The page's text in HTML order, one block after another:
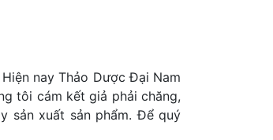
nay Thảo Dược Đại Nam
tôi cám kết giả phải chăng,
sản xuất sản phẩm. Để quý